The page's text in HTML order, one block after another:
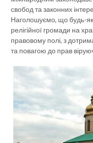
свобод та законних
Наголошуємо, що будь-
релігійної громади на
правовому полі, з
та повагою до прав